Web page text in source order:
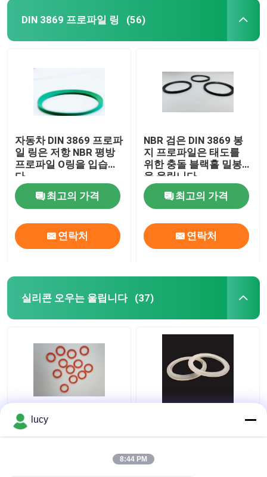
DIN 3869 프로파일 링 (56)
자동차 DIN 3869 프로파
일 링은 저항 NBR 평방
프로파일 O링을 입습니
다
최고의 가격
연락처
NBR 검은 DIN 3869 봉
지 프로파일은 태도를
위한 충돌 블랙홀 밀봉
을 울립니다
최고의 가격
연락처
실리콘 오우는 울립니다 (37)
소형 가전제품을 위한
60-70 견고성 SI 실리콘
lucy
8:44 PM